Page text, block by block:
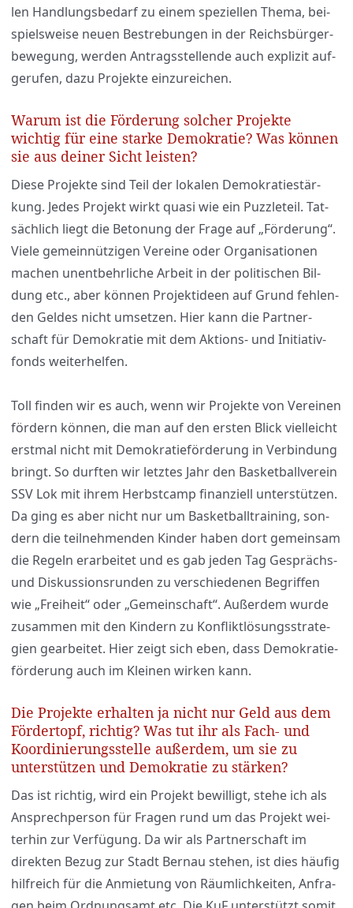
len Hand­lungs­be­darf zu einem spe­zi­el­len The­ma, bei­
spiels­wei­se neu­en Bestre­bun­gen in der Reichs­bür­ger­
be­we­gung, wer­den Antrags­stel­len­de auch expli­zit auf­
ge­ru­fen, dazu Pro­jek­te ein­zu­rei­chen.
Warum ist die Förderung solcher Projekte
wichtig für eine starke Demokratie? Was können
sie aus deiner Sicht leisten?
Die­se Pro­jek­te sind Teil der loka­len Demo­kra­tie­stär­
kung. Jedes Pro­jekt wirkt qua­si wie ein Puz­zle­teil. Tat­
säch­lich liegt die Beto­nung der Fra­ge auf „För­de­rung“.
Vie­le gemein­nüt­zi­gen Ver­ei­ne oder Orga­ni­sa­tio­nen
machen unent­behr­li­che Arbeit in der poli­ti­schen Bil­
dung etc., aber kön­nen Pro­jekt­ideen auf Grund feh­len­
den Gel­des nicht umset­zen. Hier kann die Part­ner­
schaft für Demo­kra­tie mit dem Akti­ons- und Initia­tiv­
fonds wei­ter­hel­fen.
Toll fin­den wir es auch, wenn wir Pro­jek­te von Ver­ei­nen
för­dern kön­nen, die man auf den ers­ten Blick viel­leicht
erst­mal nicht mit Demo­kra­tie­för­de­rung in Ver­bin­dung
bringt. So durf­ten wir letz­tes Jahr den Bas­ket­ball­ver­ein
SSV Lok mit ihrem Herbst­camp finan­zi­ell unter­stüt­zen.
Da ging es aber nicht nur um Bas­ket­ball­trai­ning, son­
dern die teil­neh­men­den Kin­der haben dort gemein­sam
die Regeln erar­bei­tet und es gab jeden Tag Gesprächs-
und Dis­kus­si­ons­run­den zu ver­schie­de­nen Begrif­fen
wie „Frei­heit“ oder „Gemein­schaft“. Außer­dem wur­de
zusam­men mit den Kin­dern zu Kon­flikt­lö­sungs­stra­te­
gien gear­bei­tet. Hier zeigt sich eben, dass Demo­kra­tie­
för­de­rung auch im Klei­nen wir­ken kann.
Die Projekte erhalten ja nicht nur Geld aus dem
Fördertopf, richtig? Was tut ihr als Fach- und
Koordinierungsstelle außerdem, um sie zu
unterstützen und Demokratie zu stärken?
Das ist rich­tig, wird ein Pro­jekt bewil­ligt, ste­he ich als
Ansprech­per­son für Fra­gen rund um das Pro­jekt wei­
ter­hin zur Ver­fü­gung. Da wir als Part­ner­schaft im
direk­ten Bezug zur Stadt Ber­nau ste­hen, ist dies häu­fig
hilf­reich für die Anmie­tung von Räum­lich­kei­ten, Anfra­